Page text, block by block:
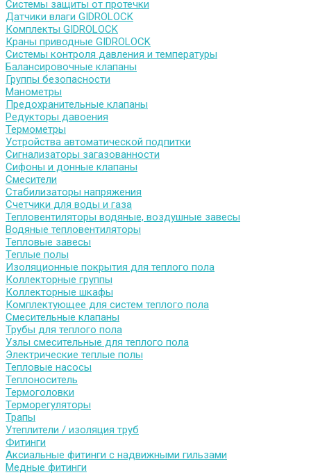
Системы защиты от протечки
Датчики влаги GIDROLOCK
Комплекты GIDROLOCK
Краны приводные GIDROLOCK
Системы контроля давления и температуры
Балансировочные клапаны
Группы безопасности
Манометры
Предохранительные клапаны
Редукторы давоения
Термометры
Устройства автоматической подпитки
Сигнализаторы загазованности
Сифоны и донные клапаны
Смесители
Стабилизаторы напряжения
Счетчики для воды и газа
Тепловентиляторы водяные, воздушные завесы
Водяные тепловентиляторы
Тепловые завесы
Теплые полы
Изоляционные покрытия для теплого пола
Коллекторные группы
Коллекторные шкафы
Комплектующее для систем теплого пола
Смесительные клапаны
Трубы для теплого пола
Узлы смесительные для теплого пола
Электрические теплые полы
Тепловые насосы
Теплоноситель
Термоголовки
Терморегуляторы
Трапы
Утеплители / изоляция труб
Фитинги
Аксиальные фитинги с надвижными гильзами
Медные фитинги